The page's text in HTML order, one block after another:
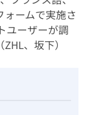
ームで実施さ
ユーザーが調
（ZHL、坂下）